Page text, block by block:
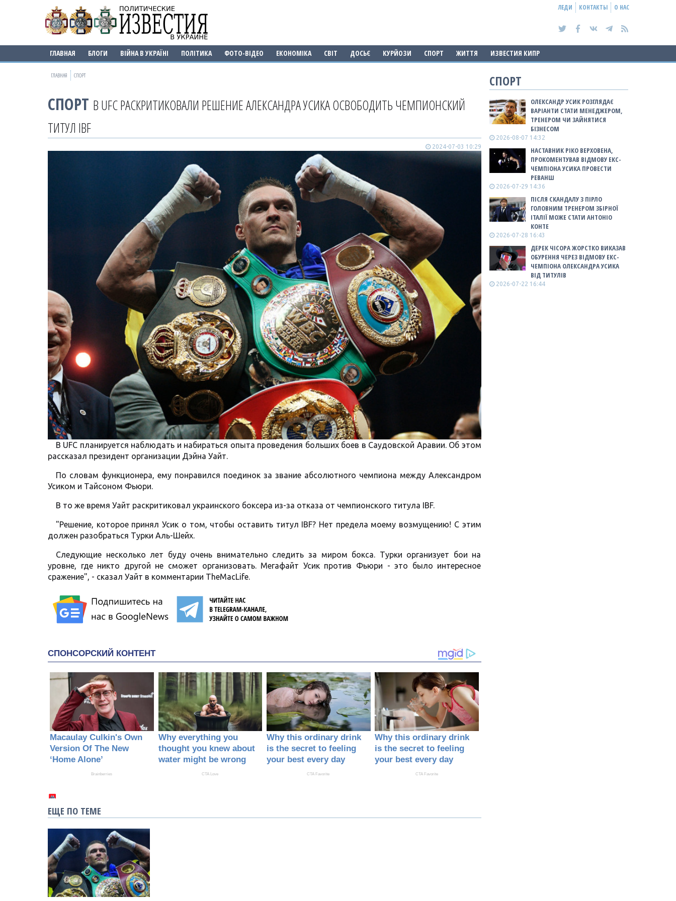
ЛЕДИ КОНТАКТЫ О НАС
ГЛАВНАЯ БЛОГИ ВІЙНА В УКРАЇНІ ПОЛІТИКА ФОТО-ВІДЕО ЕКОНОМІКА СВІТ ДОСЬЄ КУРЙОЗИ СПОРТ ЖИТТЯ ИЗВЕСТИЯ КИПР
ГЛАВНАЯ СПОРТ
СПОРТ В UFC РАСКРИТИКОВАЛИ РЕШЕНИЕ АЛЕКСАНДРА УСИКА ОСВОБОДИТЬ ЧЕМПИОНСКИЙ
ТИТУЛ IBF
2024-07-03 10:29
В UFC планируется наблюдать и набираться опыта проведения больших боев в Саудовской Аравии. Об этом
рассказал президент организации Дэйна Уайт.
По словам функционера, ему понравился поединок за звание абсолютного чемпиона между Александром
Усиком и Тайсоном Фьюри.
В то же время Уайт раскритиковал украинского боксера из-за отказа от чемпионского титула IBF.
"Решение, которое принял Усик о том, чтобы оставить титул IBF? Нет предела моему возмущению! С этим
должен разобраться Турки Аль-Шейх.
Следующие несколько лет буду очень внимательно следить за миром бокса. Турки организует бои на
уровне, где никто другой не сможет организовать. Мегафайт Усик против Фьюри - это было интересное
сражение", - сказал Уайт в комментарии TheMacLife.
ЕЩЕ ПО ТЕМЕ
СПОРТ
ОЛЕКСАНДР УСИК РОЗГЛЯДАЄ
ВАРІАНТИ СТАТИ МЕНЕДЖЕРОМ,
ТРЕНЕРОМ ЧИ ЗАЙНЯТИСЯ
БІЗНЕСОМ
2026-08-07 14:32
НАСТАВНИК РІКО ВЕРХОВЕНА,
ПРОКОМЕНТУВАВ ВІДМОВУ ЕКС-
ЧЕМПІОНА УСИКА ПРОВЕСТИ
РЕВАНШ
2026-07-29 14:36
ПІСЛЯ СКАНДАЛУ З ПІРЛО
ГОЛОВНИМ ТРЕНЕРОМ ЗБІРНОЇ
ІТАЛІЇ МОЖЕ СТАТИ АНТОНІО
КОНТЕ
2026-07-28 16:43
ДЕРЕК ЧІСОРА ЖОРСТКО ВИКАЗАВ
ОБУРЕННЯ ЧЕРЕЗ ВІДМОВУ ЕКС-
ЧЕМПІОНА ОЛЕКСАНДРА УСИКА
ВІД ТИТУЛІВ
2026-07-22 16:44